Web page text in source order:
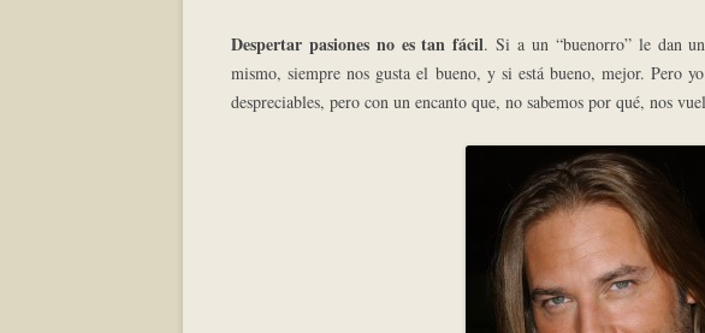
Despertar pasiones no es tan fácil. Si a un “buenorro” le dan
mismo, siempre nos gusta el bueno, y si está bueno, mejor. Pero
despreciables, pero con un encanto que, no sabemos por qué, nos